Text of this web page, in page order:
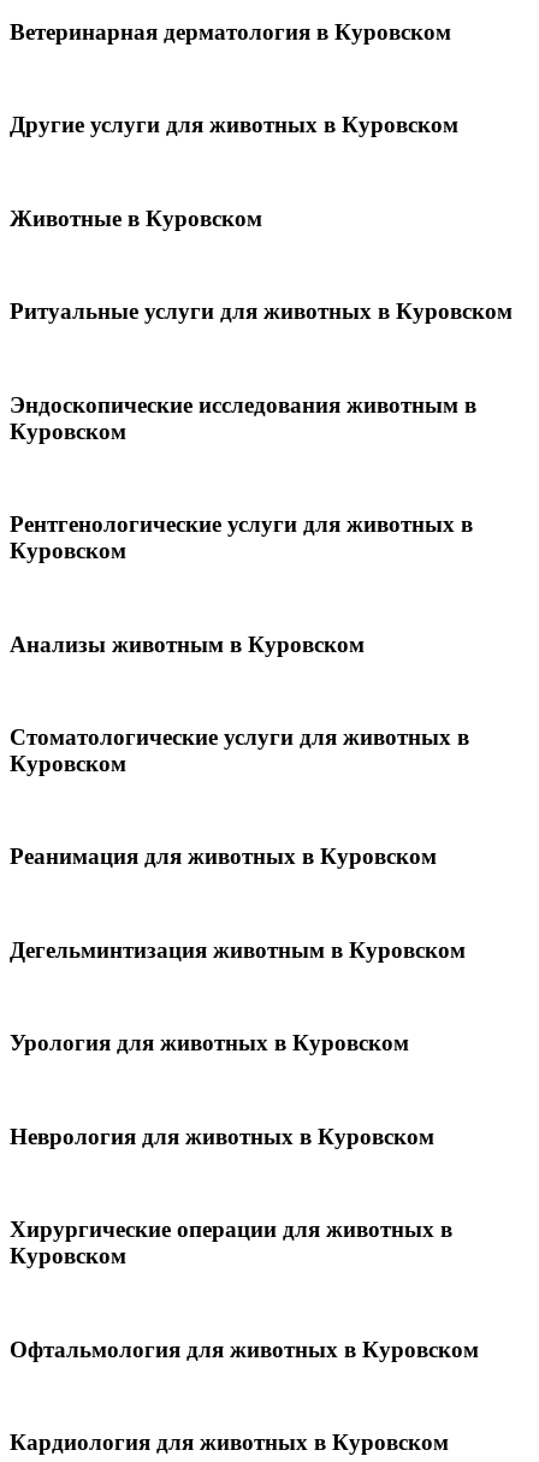
Ветеринарная дерматология в Куровском
Другие услуги для животных в Куровском
Животные в Куровском
Ритуальные услуги для животных в Куровском
Эндоскопические исследования животным в
Куровском
Рентгенологические услуги для животных в
Куровском
Анализы животным в Куровском
Стоматологические услуги для животных в
Куровском
Реанимация для животных в Куровском
Дегельминтизация животным в Куровском
Урология для животных в Куровском
Неврология для животных в Куровском
Хирургические операции для животных в
Куровском
Офтальмология для животных в Куровском
Кардиология для животных в Куровском